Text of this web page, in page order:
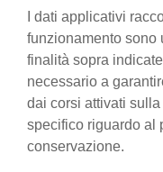
I dati applicativi
funzionamento sono
finalità sopra
necessario a
dai corsi attivati
specifico riguardo al
conservazione.